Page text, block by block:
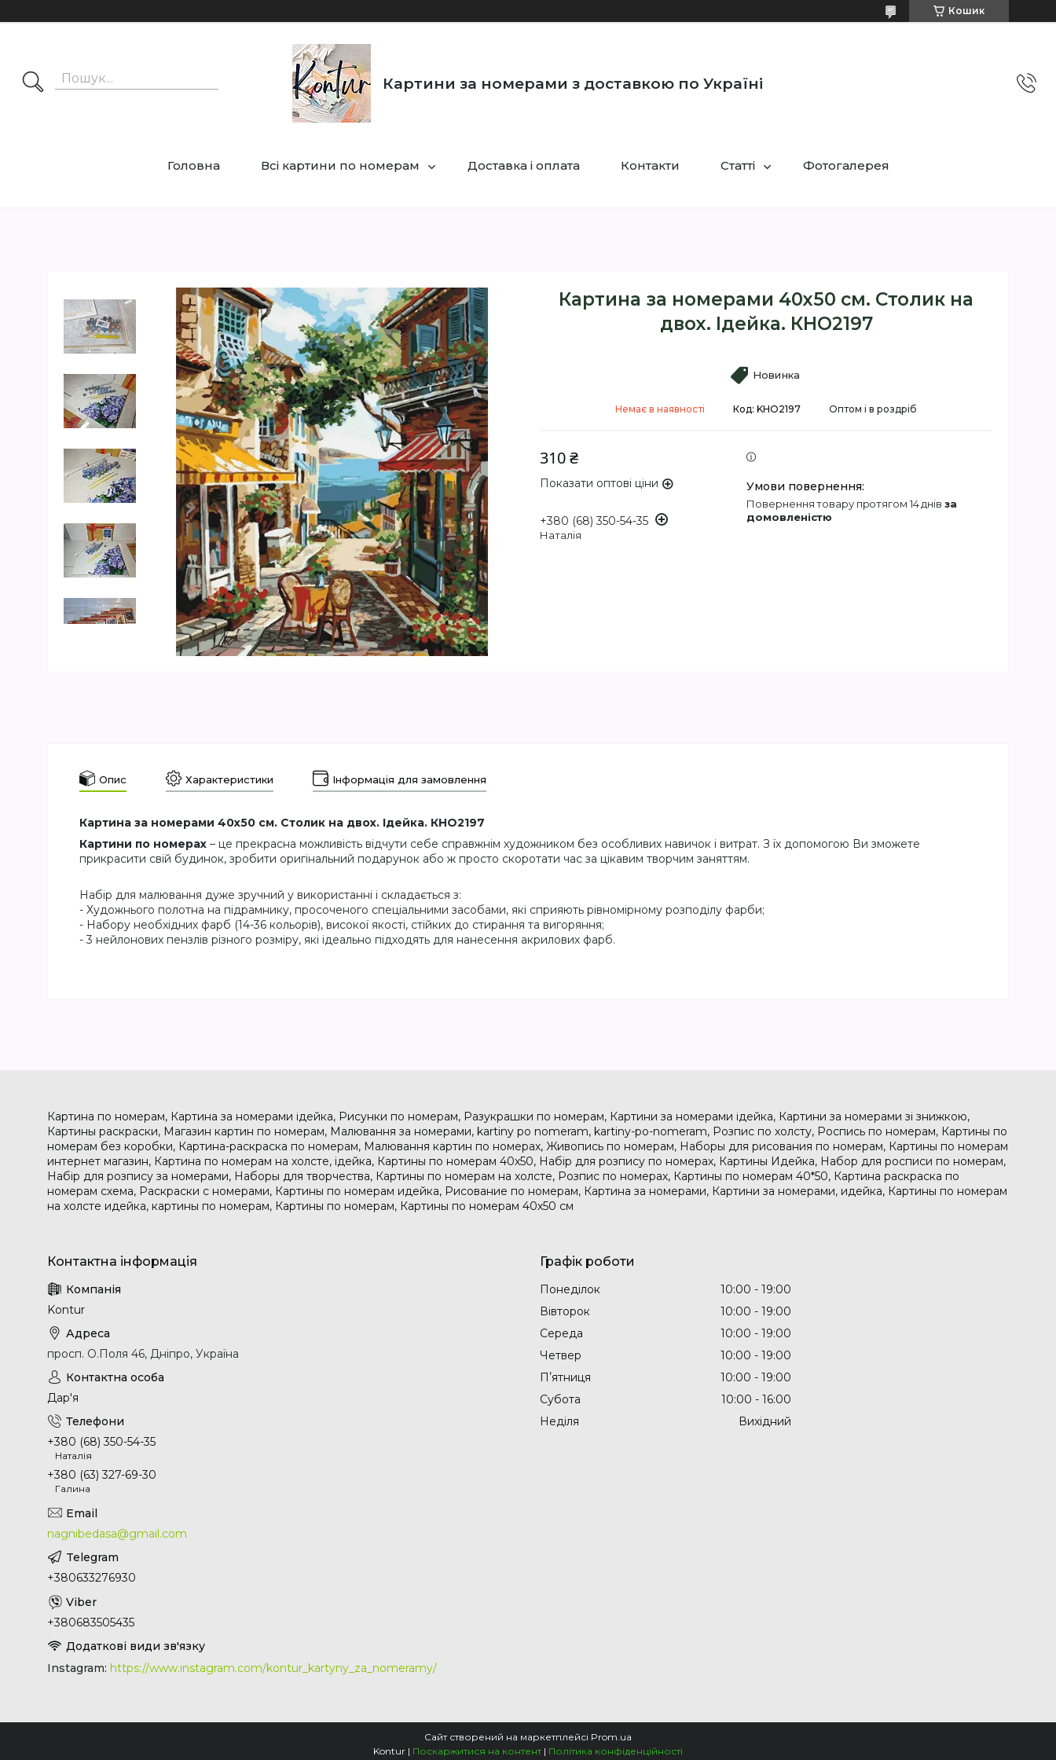
Кошик
Картини за номерами з доставкою по Україні
Головна Всі картини по номерам Доставка і оплата Контакти Статті Фотогалерея
Картина за номерами 40х50 см. Столик на
двох. Ідейка. КНО2197
Новинка
Немає в наявності Оптом і в роздріб
Код: KHO2197
310 ₴
Показати оптові ціни
+380 (68) 350-54-35
Наталія
повернення товару протягом 14 днів за
домовленістю
Опис Характеристики Інформація для замовлення
Картина за номерами 40х50 см. Столик на двох. Ідейка. КНО2197
Картини по номерах – це прекрасна можливість відчути себе справжнім художником без особливих навичок і витрат. З їх допомогою Ви зможете
прикрасити свій будинок, зробити оригінальний подарунок або ж просто скоротати час за цікавим творчим заняттям.
Набір для малювання дуже зручний у використанні і складається з:
- Художнього полотна на підрамнику, просоченого спеціальними засобами, які сприяють рівномірному розподілу фарби;
- Набору необхідних фарб (14-36 кольорів), високої якості, стійких до стирання та вигоряння;
- 3 нейлонових пензлів різного розміру, які ідеально підходять для нанесення акрилових фарб.
Картина по номерам, Картина за номерами ідейка, Рисунки по номерам, Разукрашки по номерам, Картини за номерами ідейка, Картини за номерами зі знижкою,
Картины раскраски, Магазин картин по номерам, Малювання за номерами, kartiny po nomeram, kartiny-po-nomeram, Розпис по холсту, Роспись по номерам, Картины по
номерам без коробки, Картина-раскраска по номерам, Малювання картин по номерах, Живопись по номерам, Наборы для рисования по номерам, Картины по номерам
интернет магазин, Картина по номерам на холсте, ідейка, Картины по номерам 40х50, Набір для розпису по номерах, Картины Идейка, Набор для росписи по номерам,
Набір для розпису за номерами, Наборы для творчества, Картины по номерам на холсте, Розпис по номерах, Картины по номерам 40*50, Картина раскраска по
номерам схема, Раскраски с номерами, Картины по номерам идейка, Рисование по номерам, Картина за номерами, Картини за номерами, идейка, Картины по номерам
на холсте идейка, картины по номерам, Картины по номерам, Картины по номерам 40х50 см
Kontur
просп. О.Поля 46, Дніпро, Україна
Дар'я
+380 (68) 350-54-35
Наталія
+380 (63) 327-69-30
Галина
nagnibedasa@gmail.com
+380633276930
+380683505435
Instagram https://www.instagram.com/kontur_kartyny_za_nomeramy/
Графік роботи
Понеділок 10:00
19:00
Вівторок
10:00
19:00
Середа
10:00
19:00
Четвер
10:00
19:00
Пʼятниця
10:00
19:00
Субота
10:00
16:00
Неділя
Вихідний
Сайт створений на маркетплейсі Prom.ua
Kontur | Поскаржитися на контент | Політика конфіденційності